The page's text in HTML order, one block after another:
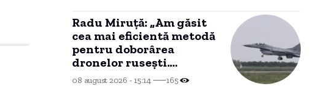
Radu Miruță: „Am găsit
cea mai eficientă metodă
pentru doborârea
dronelor rusești.
Funcționează cu succes”
08 august 2026 - 15:14 165